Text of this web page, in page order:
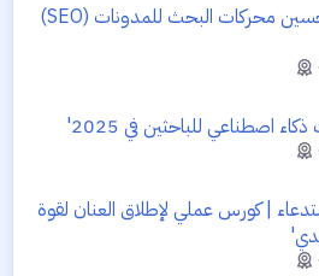
الموضوع 'أساسيات تحسين محركات البحث للمدونات (SEO)
اصطناعي للباحثين في 2025'
| كورس عملي لإطلاق العنان لقوة